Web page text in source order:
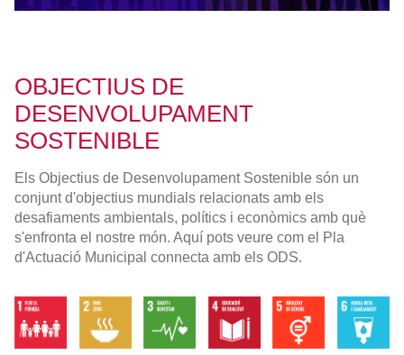
OBJECTIUS DE
DESENVOLUPAMENT
SOSTENIBLE
Els Objectius de Desenvolupament Sostenible són un
conjunt d'objectius mundials relacionats amb els
desafiaments ambientals, polítics i econòmics amb què
s'enfronta el nostre món. Aquí pots veure com el Pla
d'Actuació Municipal connecta amb els ODS.